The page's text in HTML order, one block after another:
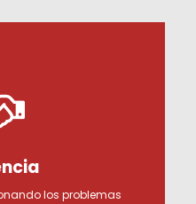
los problemas